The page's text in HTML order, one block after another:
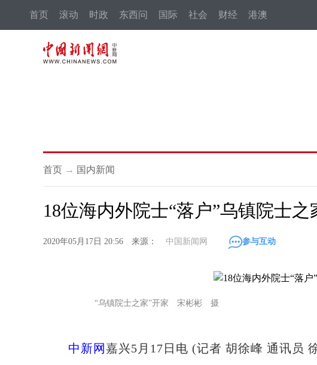
首页 滚动 时政 东西问 国际 社会 财经 港澳
首页 → 国内新闻
18位海内外院士“落户”乌镇院士之
2020年05月17日 20:56 来源： 中国新闻网 参与互动
“乌镇院士之家”开家 宋彬彬 摄
中新网嘉兴5月17日电 (记者 胡徐峰 通讯员